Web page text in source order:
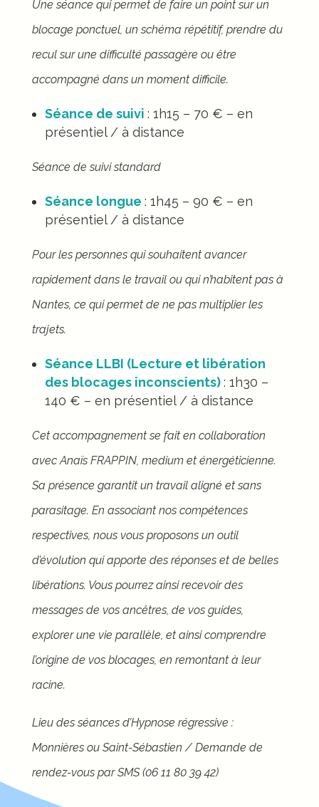
Une séance qui permet de faire un point sur un
blocage ponctuel, un schéma répétitif, prendre du
recul sur une difficulté passagère ou être
accompagné dans un moment difficile.
Séance de suivi : 1h15 – 70 € – en
présentiel / à distance
Séance de suivi standard
Séance longue : 1h45 – 90 € – en
présentiel / à distance
Pour les personnes qui souhaitent avancer
rapidement dans le travail ou qui n’habitent pas à
Nantes, ce qui permet de ne pas multiplier les
trajets.
Séance LLBI (Lecture et libération
des blocages inconscients): 1h30 –
140 € – en présentiel / à distance
Cet accompagnement se fait en collaboration
avec Anaïs FRAPPIN, medium et énergéticienne.
Sa présence garantit un travail aligné et sans
parasitage. En associant nos compétences
respectives, nous vous proposons un outil
d’évolution qui apporte des réponses et de belles
libérations. Vous pourrez ainsi recevoir des
messages de vos ancêtres, de vos guides,
explorer une vie parallèle, et ainsi comprendre
l’origine de vos blocages, en remontant à leur
racine.
Lieu des séances d’Hypnose régressive :
Monnières ou Saint-Sébastien / Demande de
rendez-vous par SMS (06 11 80 39 42)